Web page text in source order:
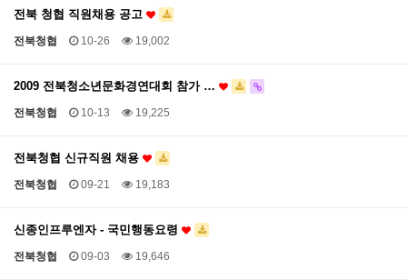
전북 청협 직원채용 공고
전북청협 10-26 19,002
2009 전북청소년문화경연대회 참가 …
전북청협 10-13 19,225
전북청협 신규직원 채용
전북청협 09-21 19,183
신종인프루엔자 - 국민행동요령
전북청협 09-03 19,646